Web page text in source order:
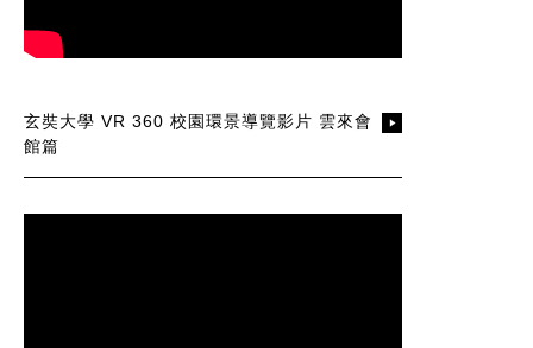
玄奘大學 VR 360 校園環景導覽影片 雲來會
館篇